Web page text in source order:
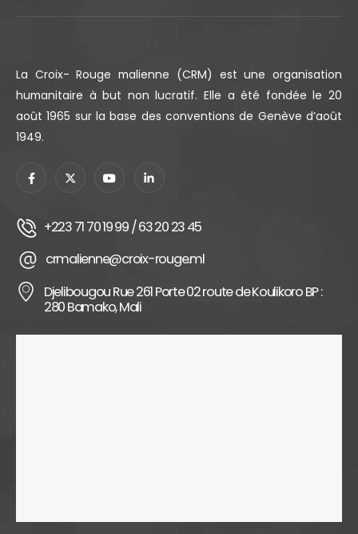
La Croix- Rouge malienne (CRM) est une organisation
humanitaire à but non lucratif. Elle a été fondée le 20
août 1965 sur la base des conventions de Genève d’août
1949.
+223 71 70 19 99 / 63 20 23 45
crmalienne@croix-rouge.ml
Djelibougou Rue 261 Porte 02 route de Koulikoro BP :
280 Bamako, Mali